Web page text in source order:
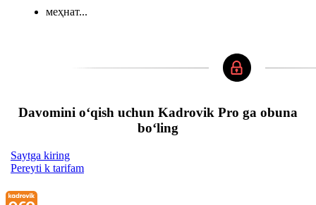
меҳнат...
Davomini oʻqish uchun Kadrovik Pro ga obuna
boʻling
Saytga kiring
Pereyti k tarifam